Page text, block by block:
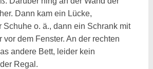
Dann kam ein Lücke,
Schuhe o. ä., dann ein Schrank mit
vor dem Fenster. An der rechten
andere Bett, leider kein
Regal.